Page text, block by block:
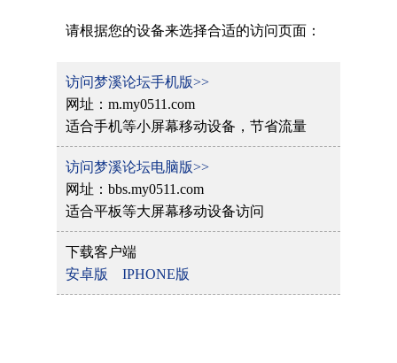
请根据您的设备来选择合适的访问页面：
访问梦溪论坛手机版>>
网址：m.my0511.com
适合手机等小屏幕移动设备，节省流量
访问梦溪论坛电脑版>>
网址：bbs.my0511.com
适合平板等大屏幕移动设备访问
下载客户端
安卓版
IPHONE版